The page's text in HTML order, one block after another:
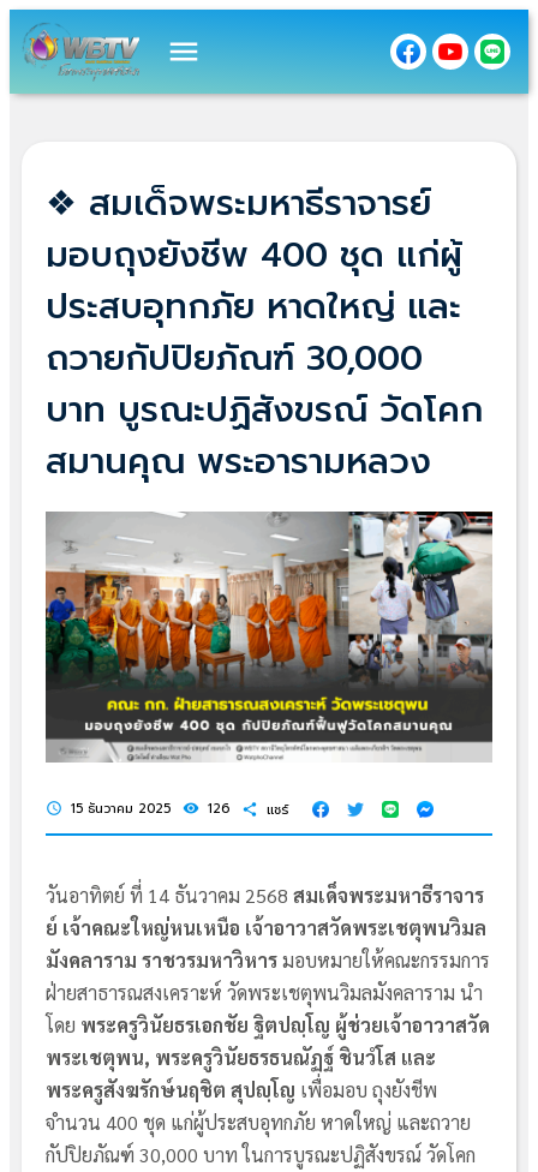
menu
❖ สมเด็จพระมหาธีราจารย์
มอบถุงยังชีพ 400 ชุด แก่ผู้
ประสบอุทกภัย หาดใหญ่ และ
ถวายกัปปิยภัณฑ์ 30,000
บาท บูรณะปฏิสังขรณ์ วัดโคก
สมานคุณ พระอารามหลวง
schedule 15 ธันวาคม 2025 visibility 126 share แชร์
วันอาทิตย์ ที่ 14 ธันวาคม 2568 สมเด็จพระมหาธีราจาร
ย์ เจ้าคณะใหญ่หนเหนือ เจ้าอาวาสวัดพระเชตุพนวิมล
มังคลาราม ราชวรมหาวิหารมอบหมายให้คณะกรรมการ
ฝ่ายสาธารณสงเคราะห์ วัดพระเชตุพนวิมลมังคลาราม นำ
โดย พระครูวินัยธรเอกชัย ฐิตปญฺโญ ผู้ช่วยเจ้าอาวาสวัด
พระเชตุพน, พระครูวินัยธรธนณัฏฐ์ ชินวํโส และ
พระครูสังฆรักษ์นฤชิต สุปญฺโญ เพื่อมอบ ถุงยังชีพ
จำนวน 400 ชุด แก่ผู้ประสบอุทกภัย หาดใหญ่ และถวาย
กัปปิยภัณฑ์ 30,000 บาท ในการบูรณะปฏิสังขรณ์ วัดโคก